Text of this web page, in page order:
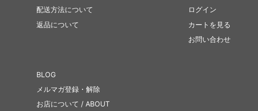
配送方法について
返品について
ログイン
カートを見る
お問い合わせ
BLOG
メルマガ登録・解除
お店について / ABOUT